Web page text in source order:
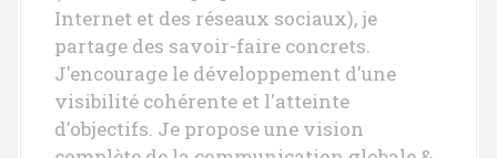
Internet et des réseaux sociaux), je
partage des savoir-faire concrets.
J'encourage le développement d'une
visibilité cohérente et l'atteinte
d'objectifs. Je propose une vision